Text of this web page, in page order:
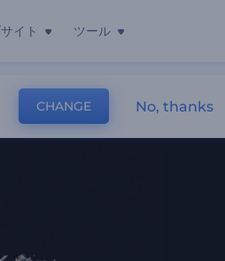
イト ツール
CHANGE No, thanks